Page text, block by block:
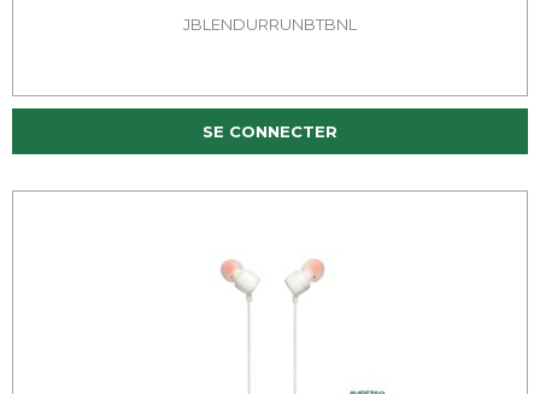
JBLENDURRUNBTBNL
SE CONNECTER